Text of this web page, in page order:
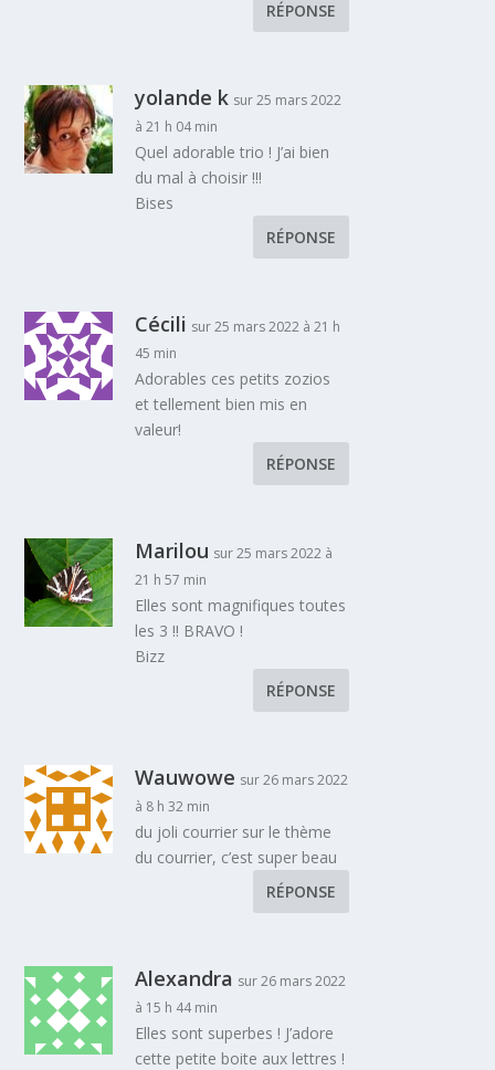
RÉPONSE
yolande k sur 25 mars 2022
à 21 h 04 min
Quel adorable trio ! J’ai bien
du mal à choisir !!!
Bises
RÉPONSE
Cécili sur 25 mars 2022 à 21 h
45 min
Adorables ces petits zozios
et tellement bien mis en
valeur!
RÉPONSE
Marilou sur 25 mars 2022 à
21 h 57 min
Elles sont magnifiques toutes
les 3 !! BRAVO !
Bizz
RÉPONSE
Wauwowe sur 26 mars 2022
à 8 h 32 min
du joli courrier sur le thème
du courrier, c’est super beau
RÉPONSE
Alexandra sur 26 mars 2022
à 15 h 44 min
Elles sont superbes ! J’adore
cette petite boite aux lettres !